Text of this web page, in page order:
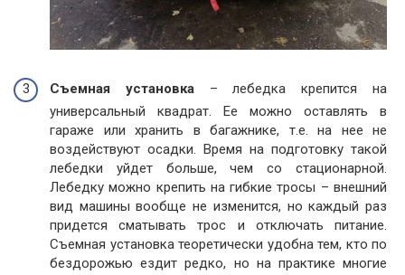
Съемная установка – лебедка крепится на
универсальный квадрат. Ее можно оставлять в
гараже или хранить в багажнике, т.е. на нее не
воздействуют осадки. Время на подготовку такой
лебедки уйдет больше, чем со стационарной.
Лебедку можно крепить на гибкие тросы – внешний
вид машины вообще не изменится, но каждый раз
придется сматывать трос и отключать питание.
Съемная установка теоретически удобна тем, кто по
бездорожью ездит редко, но на практике многие